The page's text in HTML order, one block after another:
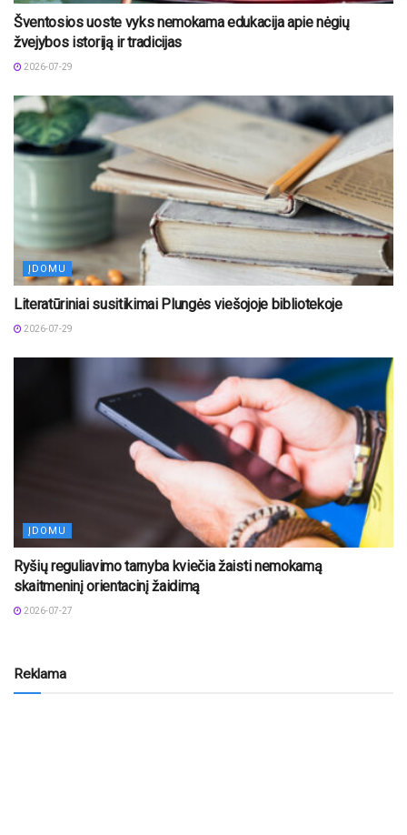
Šventosios uoste vyks nemokama edukacija apie nėgių
žvejybos istoriją ir tradicijas
2026-07-29
ĮDOMU
Literatūriniai susitikimai Plungės viešojoje bibliotekoje
2026-07-29
ĮDOMU
Ryšių reguliavimo tarnyba kviečia žaisti nemokamą
skaitmeninį orientacinį žaidimą
2026-07-27
Reklama